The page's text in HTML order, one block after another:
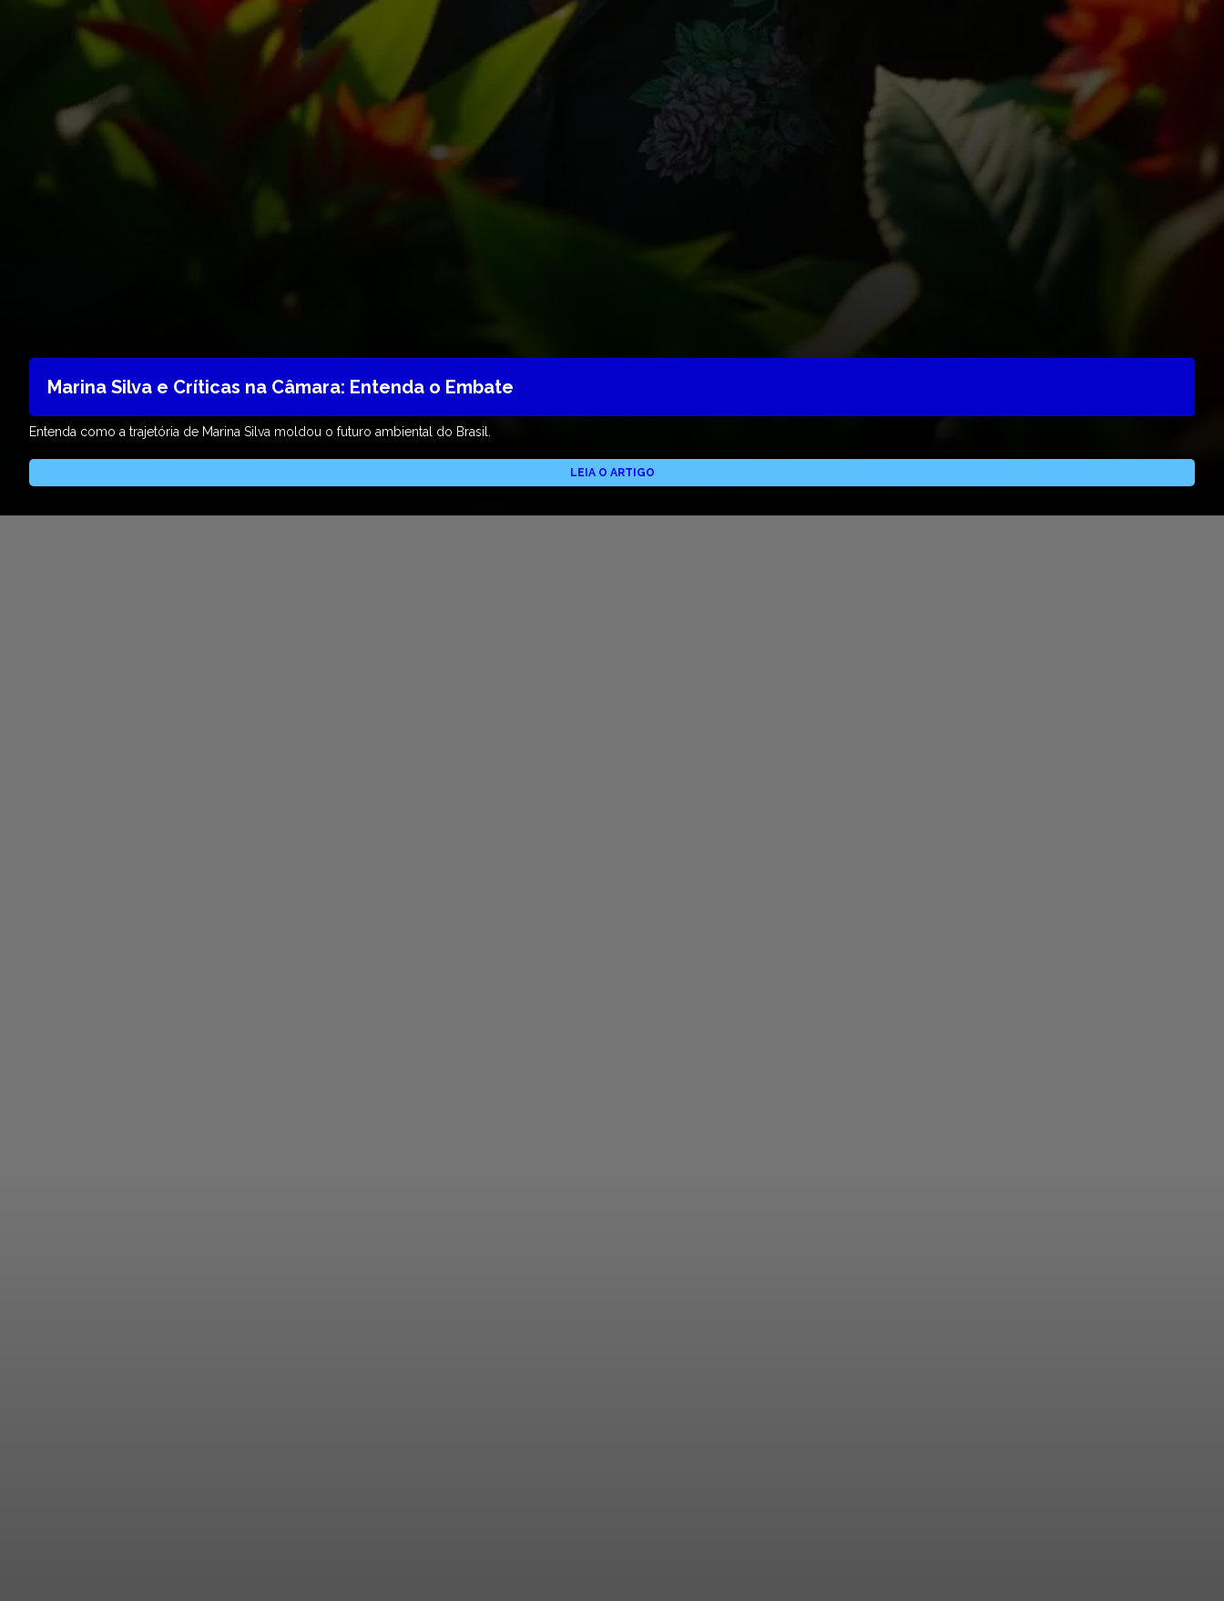
Marina Silva e Críticas na Câmara: Entenda o Embate
Entenda como a trajetória de Marina Silva moldou o futuro ambiental do Brasil.
LEIA O ARTIGO